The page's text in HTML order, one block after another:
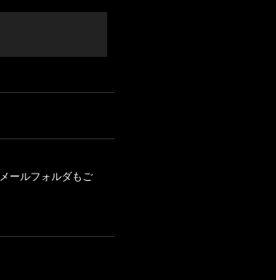
ールフォルダもご